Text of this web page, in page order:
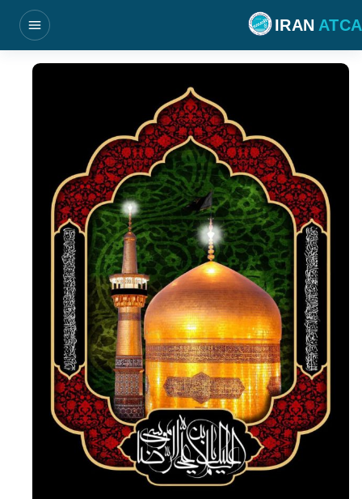
رفتن به محتوای اصلی
IRAN ATCA بازکردن منو